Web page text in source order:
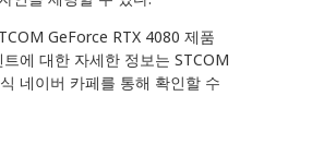
GeForce RTX 4080 제품
에 대한 자세한 정보는 STCOM
네이버 카페를 통해 확인할 수